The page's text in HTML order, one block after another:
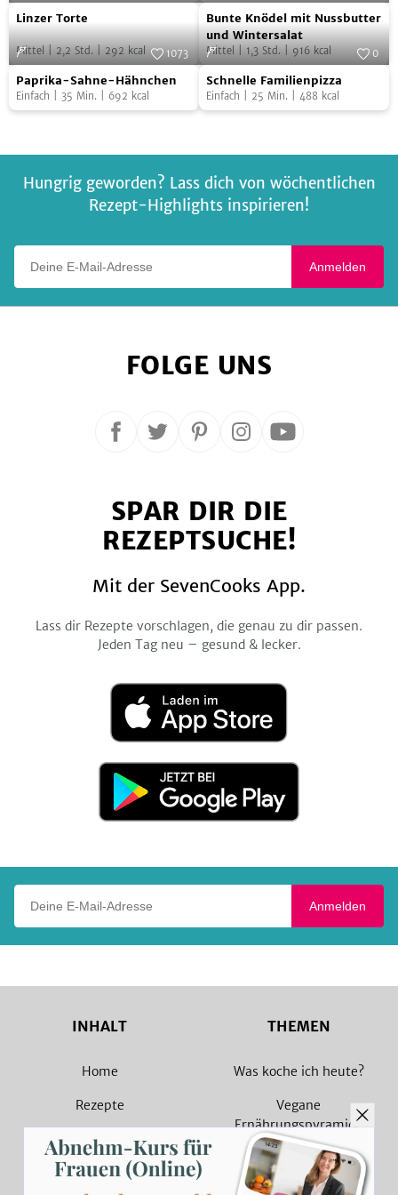
Crumble
Linzer
Torte
Linzer Torte
Mittel 2,2 Std. 292 kcal
Bunte
Knödel
mit
Nussbutter
und
Foto: SevenCooks
Bunte Knödel mit Nussbutter
und Wintersalat
Mittel 1,3 Std. 916 kcal
Paprika-
Sahne-
Hähnchen
Foto: SevenCooks
1073
Paprika-Sahne-Hähnchen
Einfach 35 Min. 692 kcal
Schnelle
Familienpizza
Foto:
0
Schnelle Familienpizza
Einfach 25 Min. 488 kcal
Hungrig geworden? Lass dich von wöchentlichen
Rezept-Highlights inspirieren!
Anmelden
FOLGE UNS
Folge
Facebook
Folge
Twitter
Folge
Pinterest
Folge
Instagram
Folge
YouTube
SPAR DIR DIE
REZEPTSUCHE!
Mit der SevenCooks App.
Lass dir Rezepte vorschlagen, die genau zu dir passen.
Jeden Tag neu – gesund & lecker.
Laden
im
App
Jetzt
Google
Anmelden
INHALT
Home
Rezepte
Magazin
Sammlungen
THEMEN
Was koche ich heute?
Vegane
Ernährungspyramide
Vegane Rezepte